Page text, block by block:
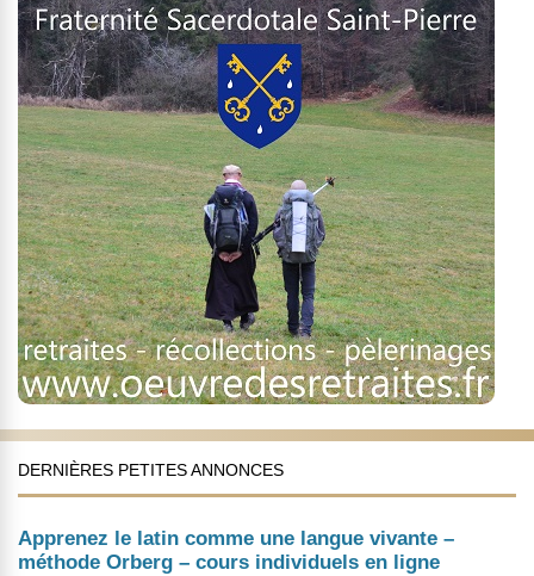
DERNIÈRES PETITES ANNONCES
Apprenez le latin comme une langue vivante –
méthode Orberg – cours individuels en ligne